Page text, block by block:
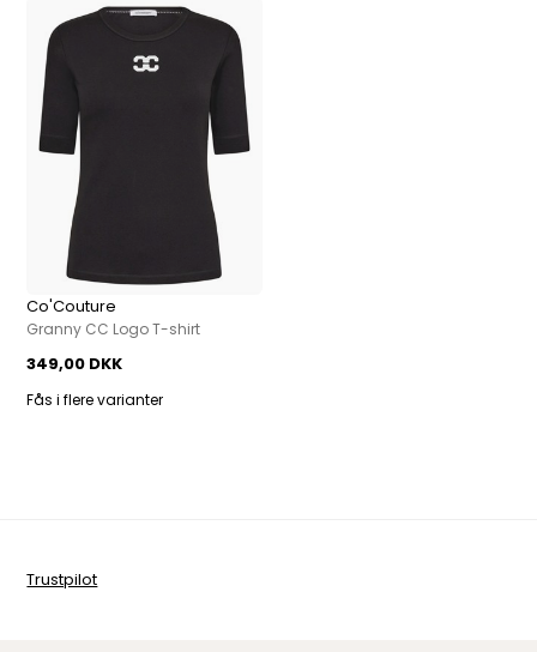
Co'Couture
Granny CC Logo T-shirt
349,00 DKK
Fås i flere varianter
Trustpilot